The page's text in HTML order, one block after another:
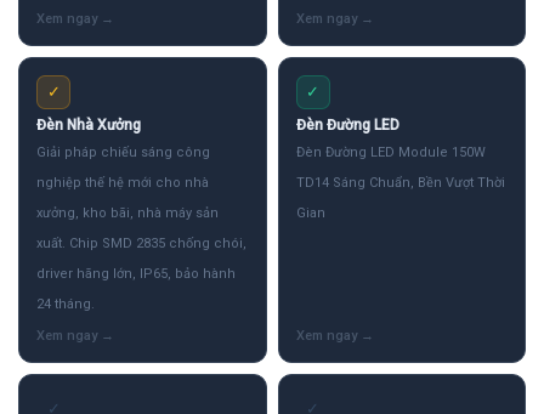
✓
Đèn Nhà Xưởng
Giải pháp chiếu sáng công
nghiệp thế hệ mới cho nhà
xưởng, kho bãi, nhà máy sản
xuất. Chip SMD 2835 chống chói,
driver hãng lớn, IP65, bảo hành
24 tháng.
✓
Đèn Đường LED
Đèn Đường LED Module 150W
TD14 Sáng Chuẩn, Bền Vượt Thời
Gian
✓ ✓